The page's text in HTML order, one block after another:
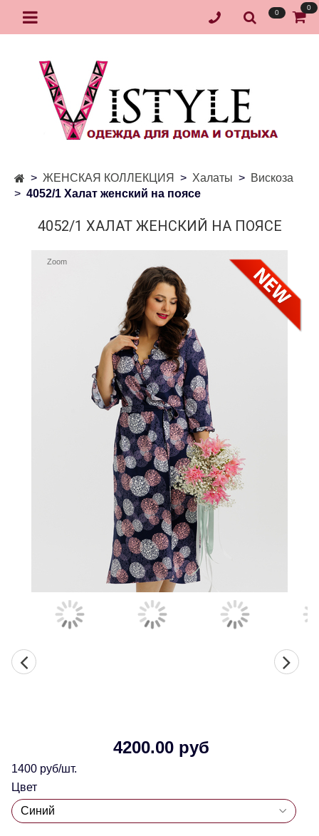
0
0
ЖЕНСКАЯ КОЛЛЕКЦИЯ Халаты
Вискоза
4052/1 Халат женский на поясе
4052/1 ХАЛАТ ЖЕНСКИЙ НА ПОЯСЕ
Zoom
4200.00 руб
1400 руб/шт.
Цвет